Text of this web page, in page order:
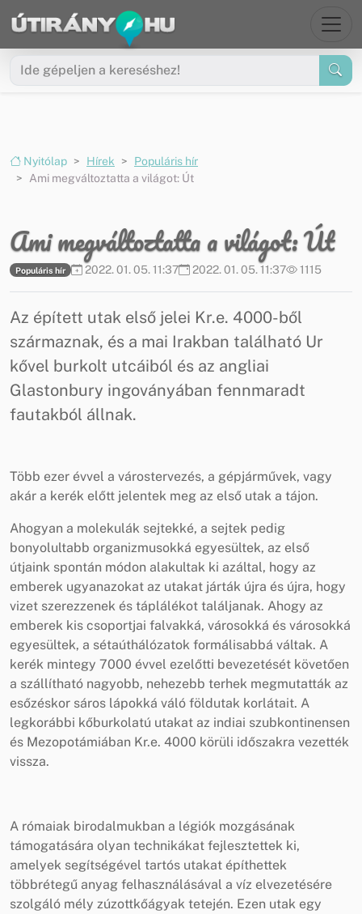
Ugrás a menüre
Ugrás a tartalomra
Nyitólap Hírek
Populáris hír
Ami megváltoztatta a világot: Út
Ami megváltoztatta a világot: Út
Populáris hír 2022. 01. 05. 11:37 2022. 01. 05. 11:37 1115
Az épített utak első jelei Kr.e. 4000-ből
származnak, és a mai Irakban található Ur
kővel burkolt utcáiból és az angliai
Glastonbury ingoványában fennmaradt
fautakból állnak.
Több ezer évvel a várostervezés, a gépjárművek, vagy
akár a kerék előtt jelentek meg az első utak a tájon.
Ahogyan a molekulák sejtekké, a sejtek pedig
bonyolultabb organizmusokká egyesültek, az első
útjaink spontán módon alakultak ki azáltal, hogy az
emberek ugyanazokat az utakat járták újra és újra, hogy
vizet szerezzenek és táplálékot találjanak. Ahogy az
emberek kis csoportjai falvakká, városokká és városokká
egyesültek, a sétaúthálózatok formálisabbá váltak. A
kerék mintegy 7000 évvel ezelőtti bevezetését követően
a szállítható nagyobb, nehezebb terhek megmutatták az
esőzéskor sáros lápokká váló földutak korlátait. A
legkorábbi kőburkolatú utakat az indiai szubkontinensen
és Mezopotámiában Kr.e. 4000 körüli időszakra vezették
vissza.
A rómaiak birodalmukban a légiók mozgásának
támogatására olyan technikákat fejlesztettek ki,
amelyek segítségével tartós utakat építhettek
többrétegű anyag felhasználásával a víz elvezetésére
szolgáló mély zúzottkőágyak tetején. Ezen utak egy